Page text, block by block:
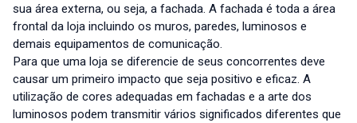
sua área externa, ou seja, a fachada. A fachada é toda a área
frontal da loja incluindo os muros, paredes, luminosos e
demais equipamentos de comunicação.
Para que uma loja se diferencie de seus concorrentes deve
causar um primeiro impacto que seja positivo e eficaz. A
utilização de cores adequadas em fachadas e a arte dos
luminosos podem transmitir vários significados diferentes que